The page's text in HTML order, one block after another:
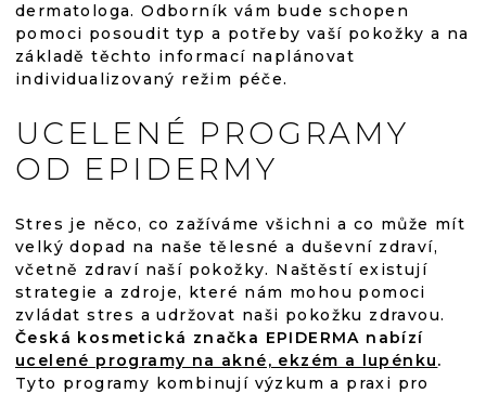
dermatologa. Odborník vám bude schopen
pomoci posoudit typ a potřeby vaší pokožky a na
základě těchto informací naplánovat
individualizovaný režim péče.
UCELENÉ PROGRAMY
OD EPIDERMY
Stres je něco, co zažíváme všichni a co může mít
velký dopad na naše tělesné a duševní zdraví,
včetně zdraví naší pokožky. Naštěstí existují
strategie a zdroje, které nám mohou pomoci
zvládat stres a udržovat naši pokožku zdravou.
Česká kosmetická značka EPIDERMA nabízí
ucelené programy na akné, ekzém a lupénku.
Tyto programy kombinují výzkum a praxi pro